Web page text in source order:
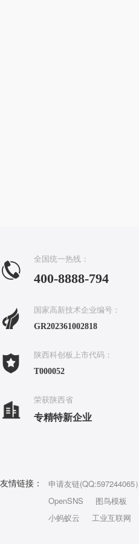
全国统一热线：
400-8888-794
国家高新技术企业编号：
GR202361002818
陕西科创板上市代码：
T000052
荣获陕西省
专精特新企业
友情链接： 申请友链(QQ:597244065）
OpenSNS
图鸟模板
小蚂蚁云
工业互联网